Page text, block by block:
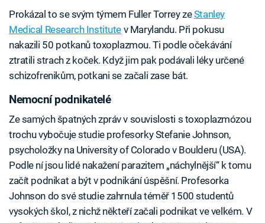
Prokázal to se svým týmem Fuller Torrey zeStanley
Medical Research Institute v Marylandu. Při pokusu
nakazili 50 potkanů toxoplazmou. Ti podle očekávání
ztratili strach z koček. Když jim pak podávali léky určené
schizofrenikům, potkani se začali zase bát.
Nemocní podnikatelé
Ze samých špatných zpráv v souvislosti s toxoplazmózou
trochu vybočuje studie profesorky Stefanie Johnson,
psycholožky na University of Colorado v Boulderu (USA).
Podle ní jsou lidé nakažení parazitem „náchylnější“ k tomu
začít podnikat a být v podnikání úspěšní. Profesorka
Johnson do své studie zahrnula téměř 1500 studentů
vysokých škol, z nichž někteří začali podnikat ve velkém. V